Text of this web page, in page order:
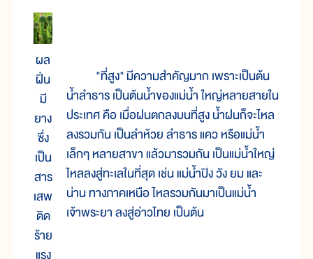
ผล
ฝิ่น
มี
ยาง
ซึ่ง
เป็น
สาร
เสพ
ติด
ร้าย
"ที่สูง" มีความสำคัญมาก เพราะเป็นต้น
น้ำลำธาร เป็นต้นน้ำของแม่น้ำ ใหญ่หลายสายใน
ประเทศ คือ เมื่อฝนตกลงบนที่สูง น้ำฝนก็จะไหล
ลงรวมกัน เป็นลำห้วย ลำธาร แคว หรือแม่น้ำ
เล็กๆ หลายสาขา แล้วมารวมกัน เป็นแม่น้ำใหญ่
ไหลลงสู่ทะเลในที่สุด เช่น แม่น้ำปิง วัง ยม และ
น่าน ทางภาคเหนือ ไหลรวมกันมาเป็นแม่น้ำ
เจ้าพระยา ลงสู่อ่าวไทย เป็นต้น